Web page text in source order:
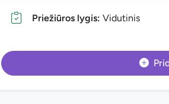
Priežiūros lygis: Vidutinis